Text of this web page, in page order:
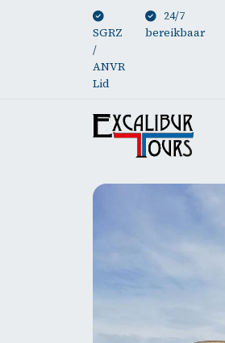
SGRZ
/
ANVR
Lid
24/7
bereikbaar